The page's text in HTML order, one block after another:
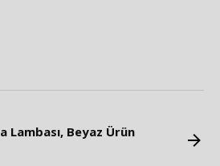
Lambası, Beyaz Ürün